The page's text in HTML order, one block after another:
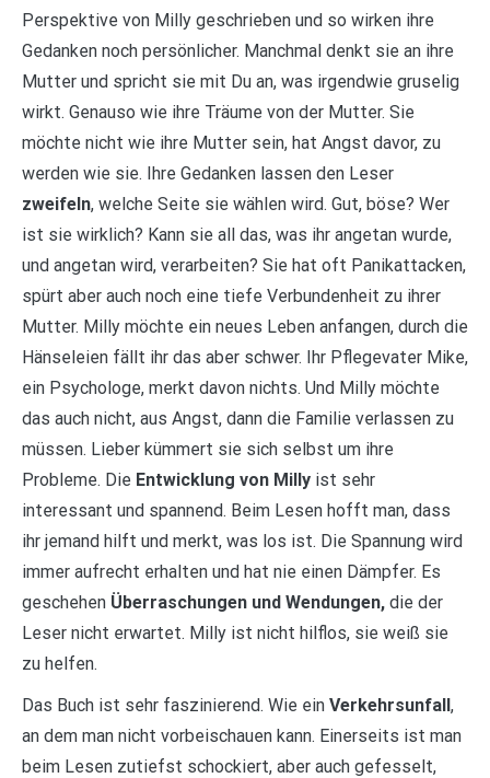
Perspektive von Milly geschrieben und so wirken ihre
Gedanken noch persönlicher. Manchmal denkt sie an ihre
Mutter und spricht sie mit Du an, was irgendwie gruselig
wirkt. Genauso wie ihre Träume von der Mutter. Sie
möchte nicht wie ihre Mutter sein, hat Angst davor, zu
werden wie sie. Ihre Gedanken lassen den Leser
zweifeln, welche Seite sie wählen wird. Gut, böse? Wer
ist sie wirklich? Kann sie all das, was ihr angetan wurde,
und angetan wird, verarbeiten? Sie hat oft Panikattacken,
spürt aber auch noch eine tiefe Verbundenheit zu ihrer
Mutter. Milly möchte ein neues Leben anfangen, durch die
Hänseleien fällt ihr das aber schwer. Ihr Pflegevater Mike,
ein Psychologe, merkt davon nichts. Und Milly möchte
das auch nicht, aus Angst, dann die Familie verlassen zu
müssen. Lieber kümmert sie sich selbst um ihre
Probleme. Die Entwicklung von Milly ist sehr
interessant und spannend. Beim Lesen hofft man, dass
ihr jemand hilft und merkt, was los ist. Die Spannung wird
immer aufrecht erhalten und hat nie einen Dämpfer. Es
geschehen Überraschungen und Wendungen, die der
Leser nicht erwartet. Milly ist nicht hilflos, sie weiß sie
zu helfen.
Das Buch ist sehr faszinierend. Wie ein Verkehrsunfall,
an dem man nicht vorbeischauen kann. Einerseits ist man
beim Lesen zutiefst schockiert, aber auch gefesselt,